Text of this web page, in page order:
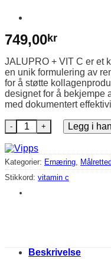
749,00kr
JALUPRO + VIT C er et
en unik formulering av
for å støtte
designet for å bekjempe
med dokumentert
JALUPRO + VIT C -
Legg i
Kategorier: Ernæring
Stikkord: vitamin c
Beskrivelse